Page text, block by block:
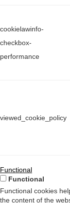
cookielawinfo-
checkbox-
performance
viewed_cookie_policy
Functional
Functional
Functional cookies
the content of the